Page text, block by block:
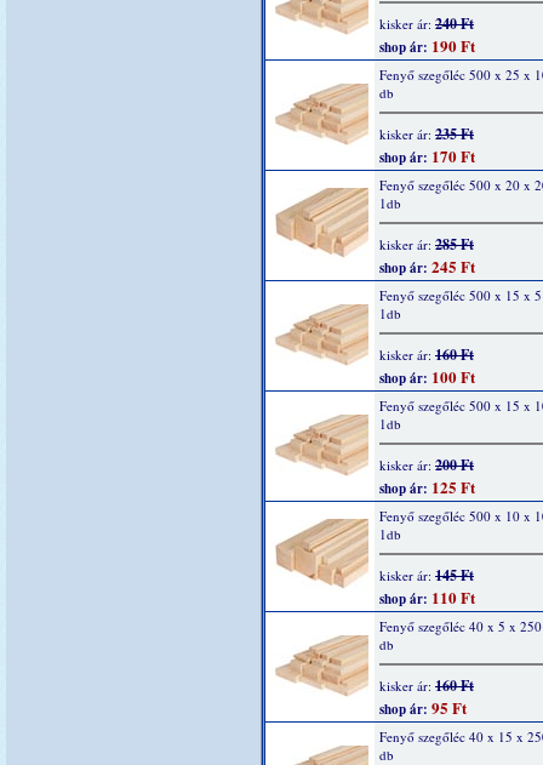
kisker ár: 240 Ft
shop ár: 190 Ft
Fenyő szegőléc 500 x 25 x
db
kisker ár: 235 Ft
shop ár: 170 Ft
Fenyő szegőléc 500 x 20 x
1db
kisker ár: 285 Ft
shop ár: 245 Ft
Fenyő szegőléc 500 x 15 x
1db
kisker ár: 160 Ft
shop ár: 100 Ft
Fenyő szegőléc 500 x 15 x
1db
kisker ár: 200 Ft
shop ár: 125 Ft
Fenyő szegőléc 500 x 10 x
1db
kisker ár: 145 Ft
shop ár: 110 Ft
Fenyő szegőléc 40 x 5 x
db
kisker ár: 160 Ft
shop ár: 95 Ft
Fenyő szegőléc 40 x 15 x
db